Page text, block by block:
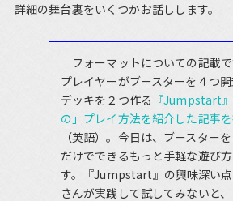
詳細の舞台裏をいくつかお話しします。
フォーマットについての記載
プレイヤーがブースターを４つ
デッキを２つ作る 『Jumpstart
の」プレイ方法を紹介した記事
（英語）。今日は、ブースター
だけでできるもっと手軽な遊び
す。『Jumpstart』の興味深い
さんが実践して試してみないと